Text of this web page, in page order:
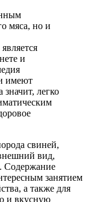
мяса, но и
и
имеют
легко
свиней,
вид,
Содержание
занятием
а также для
и вкусную